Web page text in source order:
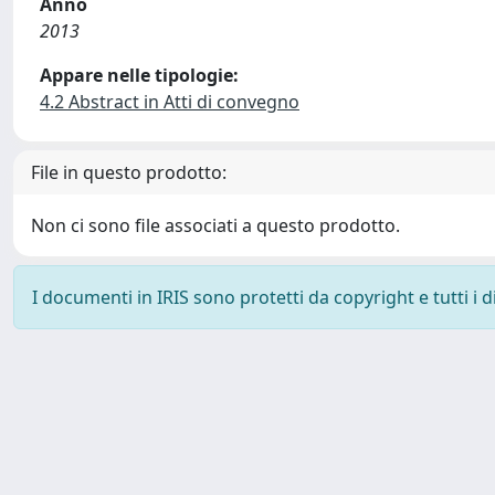
2013
Appare nelle tipologie:
4.2 Abstract in Atti di convegno
File in questo prodotto:
Non ci sono file associati a questo prodotto.
I documenti in IRIS sono protetti da copyright e tutti i